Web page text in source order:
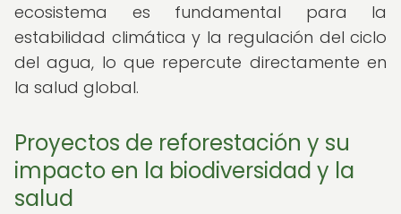
ecosistema es fundamental para la
estabilidad climática y la regulación del ciclo
del agua, lo que repercute directamente en
la salud global.
Proyectos de reforestación y su
impacto en la biodiversidad y la
salud